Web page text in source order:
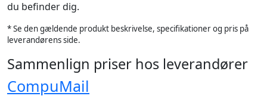
du befinder dig.
* Se den gældende produkt beskrivelse, specifikationer og pris på
leverandørens side.
Sammenlign priser hos leverandører
CompuMail